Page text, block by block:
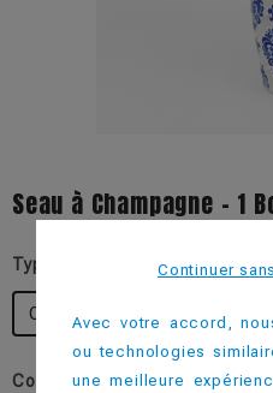
Seau à Champagne - 1
Type d'impression
Quadrichromie IML
Couleur
Continuer
Avec votre accord,
ou technologies
une meilleure